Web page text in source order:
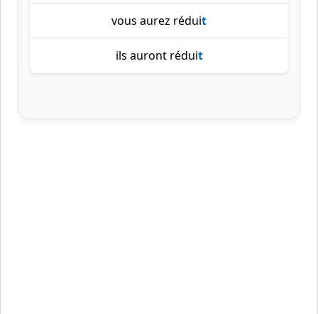
vous aurez réduit
ils auront réduit